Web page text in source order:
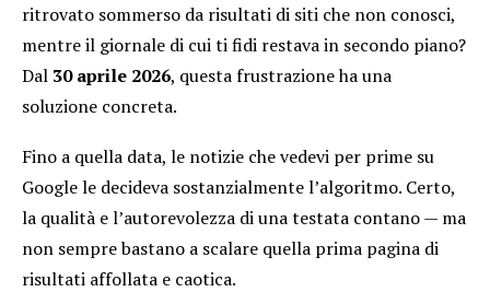
ritrovato sommerso da risultati di siti che non conosci,
mentre il giornale di cui ti fidi restava in secondo piano?
Dal 30 aprile 2026, questa frustrazione ha una
soluzione concreta.
Fino a quella data, le notizie che vedevi per prime su
Google le decideva sostanzialmente l’algoritmo. Certo,
la qualità e l’autorevolezza di una testata contano — ma
non sempre bastano a scalare quella prima pagina di
risultati affollata e caotica.